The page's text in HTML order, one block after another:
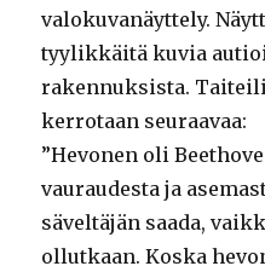
valokuvanäyttely.
tyylikkäitä kuvia
rakennuksista.
kerrotaan seuraavaa:
”Hevonen oli
vauraudesta ja
säveltäjän saada,
ollutkaan. Koska